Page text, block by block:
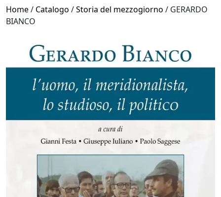
Home/ Catalogo /Storia del mezzogiorno / GERARDO
BIANCO